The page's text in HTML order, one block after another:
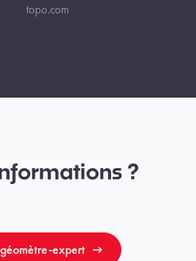
topo.com
?
expert